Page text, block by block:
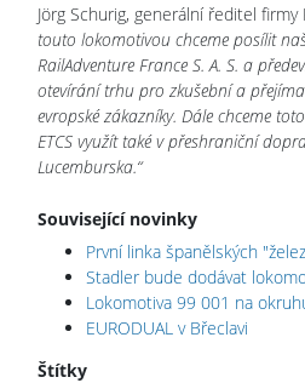
Jörg Schurig, generální ředitel firmy
touto lokomotivou chceme posílit
RailAdventure France S. A. S. a
otevírání trhu pro zkušební a
evropské zákazníky. Dále chceme
ETCS využít také v přeshraniční
Lucemburska.“
Související novinky
První linka španělských
Stadler bude dodávat
Lokomotiva 99 001 na
EURODUAL v Břeclavi
Štítky